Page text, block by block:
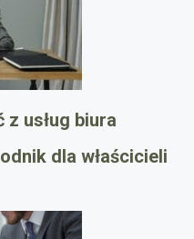
usług biura
dla właścicieli